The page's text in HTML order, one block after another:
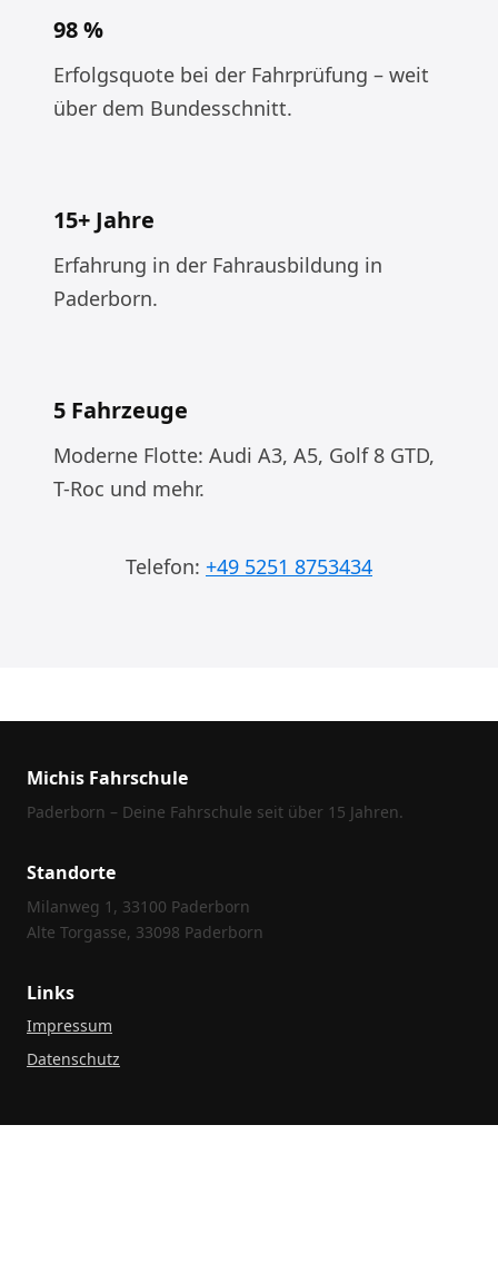
98 %
Erfolgsquote bei der Fahrprüfung – weit
über dem Bundesschnitt.
15+ Jahre
Erfahrung in der Fahrausbildung in
Paderborn.
5 Fahrzeuge
Moderne Flotte: Audi A3, A5, Golf 8 GTD,
T-Roc und mehr.
Telefon: +49 5251 8753434
Michis Fahrschule
Paderborn – Deine Fahrschule seit über 15 Jahren.
Standorte
Milanweg 1, 33100 Paderborn
Alte Torgasse, 33098 Paderborn
Links
Impressum
Datenschutz